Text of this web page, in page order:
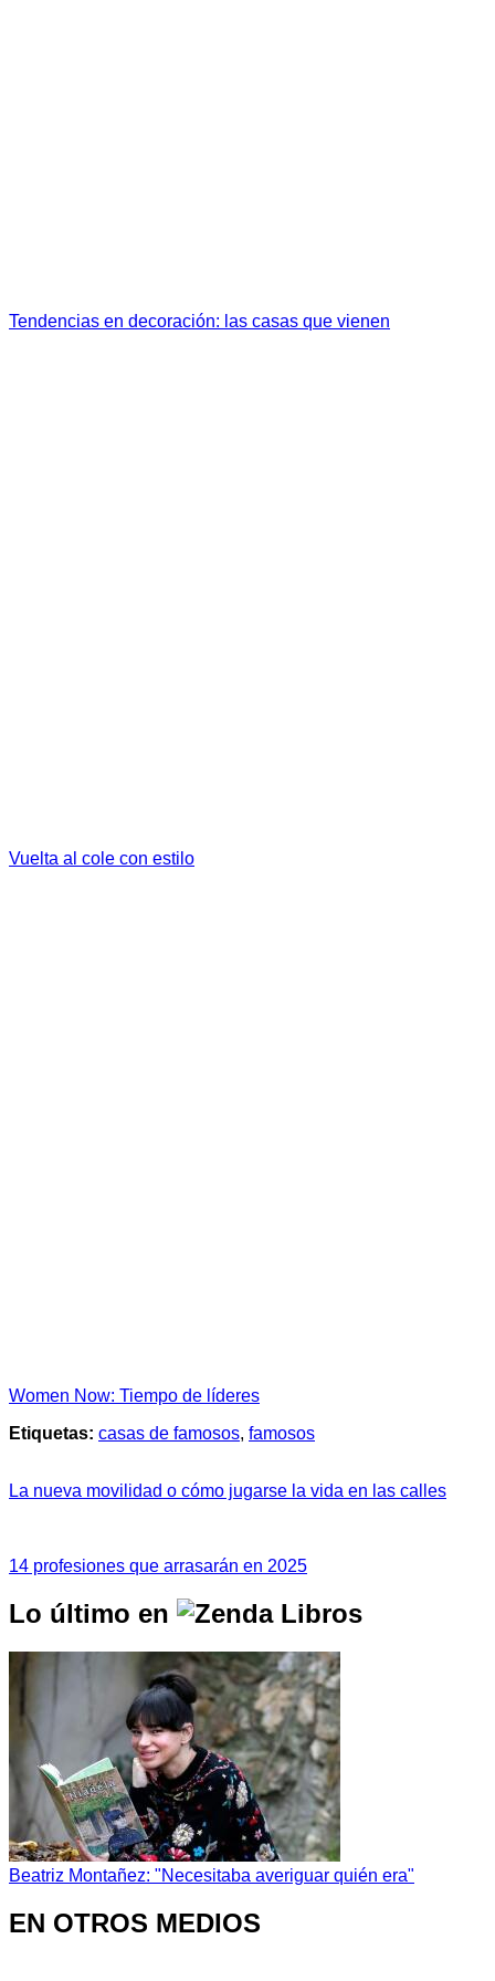
Tendencias en decoración: las casas que vienen
Vuelta al cole con estilo
Women Now: Tiempo de líderes
Etiquetas: casas de famosos, famosos
La nueva movilidad o cómo jugarse la vida en las calles
14 profesiones que arrasarán en 2025
Lo último en
Beatriz Montañez: "Necesitaba averiguar quién era"
EN OTROS MEDIOS